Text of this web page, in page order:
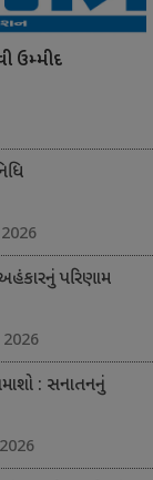
ઉમ્મીદ
પરિણામ
: સનાતનનું